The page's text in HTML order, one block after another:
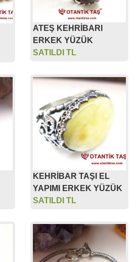
ATEŞ KEHRİBARI
ERKEK YÜZÜK
SATILDI TL
KEHRİBAR TAŞI EL
YAPIMI ERKEK YÜZÜK
SATILDI TL